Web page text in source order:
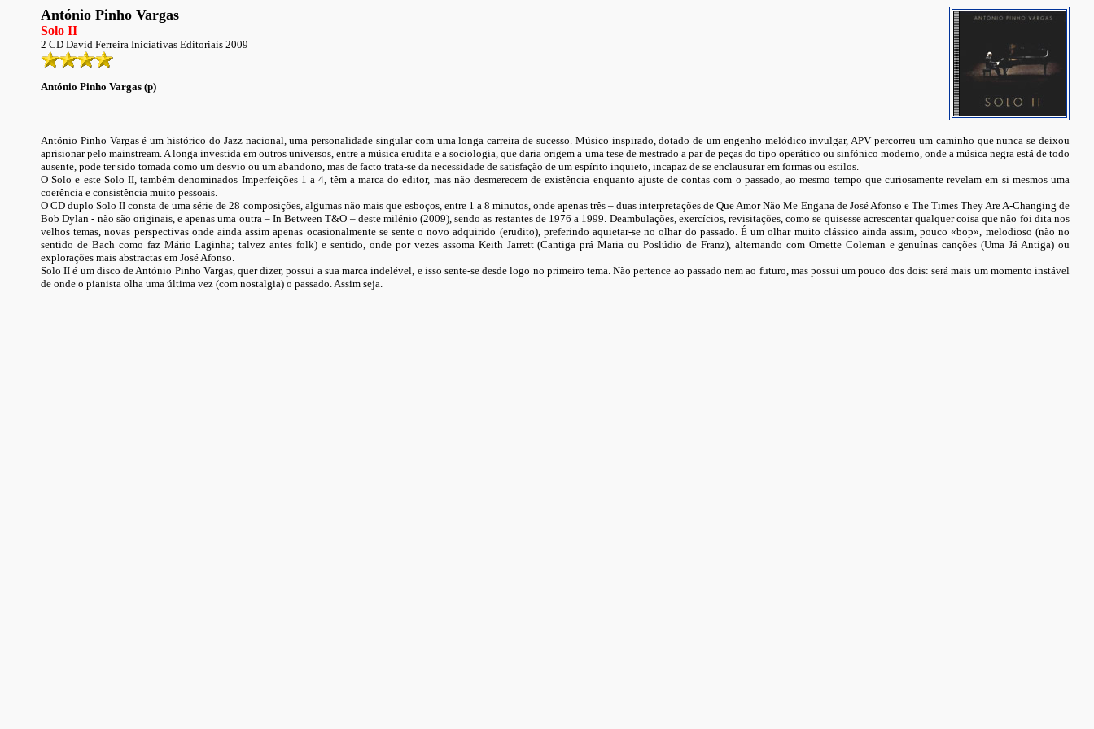
António Pinho Vargas
Solo II
2 CD David Ferreira Iniciativas Editoriais 2009
António Pinho Vargas (p)
António Pinho Vargas é um histórico do Jazz nacional, uma personalidade singular com uma longa carreira de sucesso. Músico inspirado, dotado de um engenho melódico invulgar, APV percorreu um caminho que nunca se deixou
aprisionar pelo mainstream. A longa investida em outros universos, entre a música erudita e a sociologia, que daria origem a uma tese de mestrado a par de peças do tipo operático ou sinfónico moderno, onde a música negra está de todo
ausente, pode ter sido tomada como um desvio ou um abandono, mas de facto trata-se da necessidade de satisfação de um espírito inquieto, incapaz de se enclausurar em formas ou estilos.
O Solo e este Solo II, também denominados Imperfeições 1 a 4, têm a marca do editor, mas não desmerecem de existência enquanto ajuste de contas com o passado, ao mesmo tempo que curiosamente revelam em si mesmos uma
coerência e consistência muito pessoais.
O CD duplo Solo II consta de uma série de 28 composições, algumas não mais que esboços, entre 1 a 8 minutos, onde apenas três – duas interpretações de Que Amor Não Me Engana de José Afonso e The Times They Are A-Changing de
Bob Dylan - não são originais, e apenas uma outra – In Between T&O – deste milénio (2009), sendo as restantes de 1976 a 1999. Deambulações, exercícios, revisitações, como se quisesse acrescentar qualquer coisa que não foi dita nos
velhos temas, novas perspectivas onde ainda assim apenas ocasionalmente se sente o novo adquirido (erudito), preferindo aquietar-se no olhar do passado. É um olhar muito clássico ainda assim, pouco «bop», melodioso (não no
sentido de Bach como faz Mário Laginha; talvez antes folk) e sentido, onde por vezes assoma Keith Jarrett (Cantiga prá Maria ou Poslúdio de Franz), alternando com Ornette Coleman e genuínas canções (Uma Já Antiga) ou
explorações mais abstractas em José Afonso.
Solo II é um disco de António Pinho Vargas, quer dizer, possui a sua marca indelével, e isso sente-se desde logo no primeiro tema. Não pertence ao passado nem ao futuro, mas possui um pouco dos dois: será mais um momento instável
de onde o pianista olha uma última vez (com nostalgia) o passado. Assim seja.